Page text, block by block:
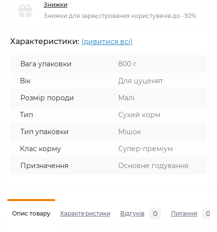
Знижки
Знижки для зареєстрованих користувачів до -30%
Характеристики: (дивитися всі)
Вага упаковки
800 г
Вік
Для цуценят
Розмір породи
Малі
Тип
Сухий корм
Тип упаковки
Мішок
Клас корму
Супер-преміум
Призначення
Основне годування
Опис товару Характеристики Відгуків 0 Питання 0